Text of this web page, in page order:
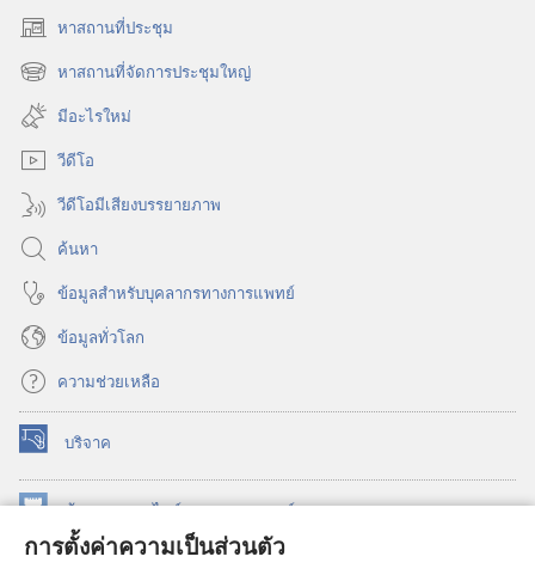
การตั้งค่าความเป็นส่วนตัว
หาสถานที่ประชุม
(เปิด
หน้าต่างหาสถานที่จัดการประชุมใหญ่
(เปิด
หน้าต่าง
ใหม่)
มีอะไรใหม่
วีดีโอ
วีดีโอมีเสียงบรรยายภาพ
ค้นหา
ข้อมูล​สำหรับ​บุคลากร​ทาง​การ​แพทย์
ข้อมูล​ทั่ว​โลก
ความช่วยเหลือ
บริจาค
(เปิด
หน้าต่าง
ใหม่) ห้องสมุดออนไลน์ของวอชเทาเวอร์
หน้าต่าง
®